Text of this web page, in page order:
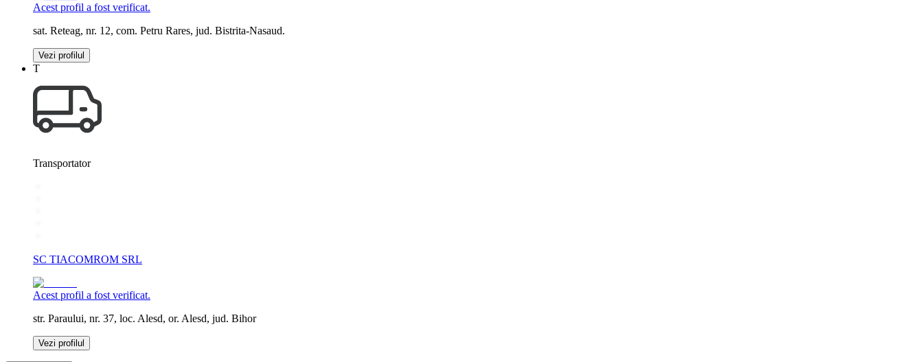
Acest profil a fost verificat.
sat. Reteag, nr. 12, com. Petru Rares, jud. Bistrita-Nasaud.
Vezi profilul
T
Transportator
SC TIACOMROM SRL
Acest profil a fost verificat.
str. Paraului, nr. 37, loc. Alesd, or. Alesd, jud. Bihor
Vezi profilul